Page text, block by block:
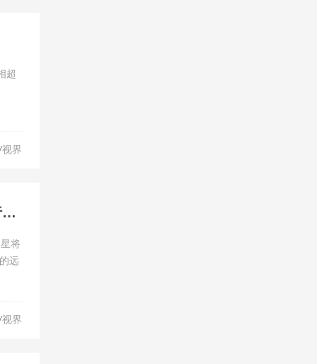
超
界
极星组建“Polestar 0 计划”专项团队，即将发起零碳联合行动呼吁
将
远
界